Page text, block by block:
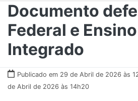
Documento
Federal e
Integrado
Publicado em 29 de Abril de 2026 às
de Abril de 2026 às 14h20